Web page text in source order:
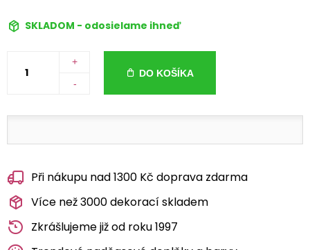
SKLADOM - odosielame ihneď
+
-
DO KOŠÍKA
Při nákupu nad 1300 Kč doprava zdarma
Více než 3000 dekorací skladem
Zkrášlujeme již od roku 1997